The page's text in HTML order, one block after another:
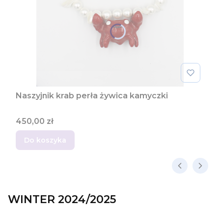
Naszyjnik krab perła żywica kamyczki
Cena
450,00 zł
Do koszyka
WINTER 2024/2025